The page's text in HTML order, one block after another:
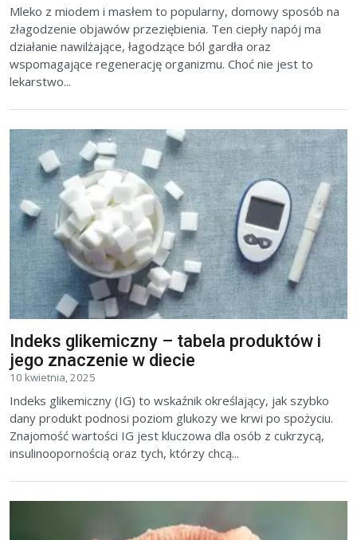
Mleko z miodem i masłem to popularny, domowy sposób na
złagodzenie objawów przeziębienia. Ten ciepły napój ma
działanie nawilżające, łagodzące ból gardła oraz
wspomagające regenerację organizmu. Choć nie jest to
lekarstwo...
Indeks glikemiczny – tabela produktów i
jego znaczenie w diecie
10 kwietnia, 2025
Indeks glikemiczny (IG) to wskaźnik określający, jak szybko
dany produkt podnosi poziom glukozy we krwi po spożyciu.
Znajomość wartości IG jest kluczowa dla osób z cukrzycą,
insulinoopornością oraz tych, którzy chcą...